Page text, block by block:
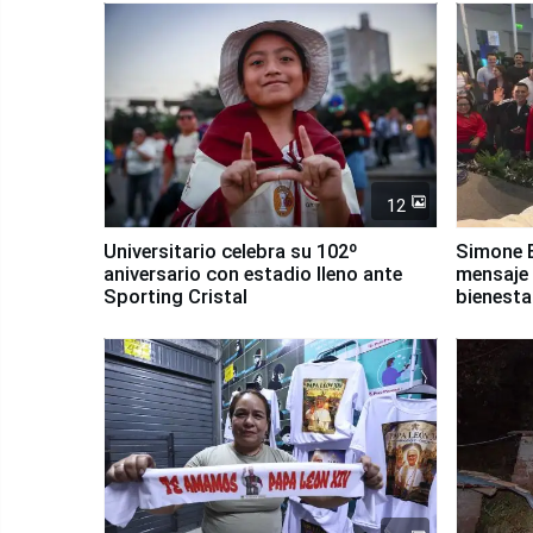
12
Universitario celebra su 102º
aniversario con estadio lleno ante
Sporting Cristal
Simone